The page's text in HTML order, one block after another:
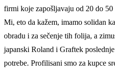
firmi koje zapošljavaju od 20 do
Mi, eto da kažem, imamo solidan
obradu i za sečenje tih folija, a
japanski Roland i Graftek
potrebe. Profilisani smo za kupce